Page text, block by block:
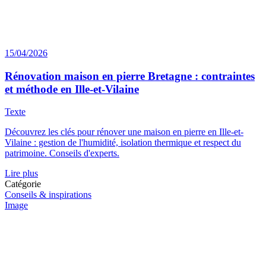
15/04/2026
Rénovation maison en pierre Bretagne : contraintes
et méthode en Ille-et-Vilaine
Texte
Découvrez les clés pour rénover une maison en pierre en Ille-et-
Vilaine : gestion de l'humidité, isolation thermique et respect du
patrimoine. Conseils d'experts.
Lire plus
Catégorie
Conseils & inspirations
Image